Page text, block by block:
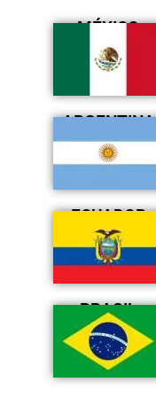
MÉXICO
ARGENTINA
ECUADOR
BRASIL